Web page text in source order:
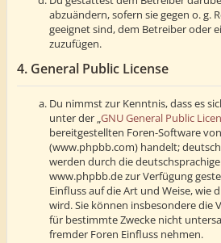
abzuändern, sofern sie gegen o. g.
geeignet sind, dem Betreiber oder
zuzufügen.
4. General Public License
Du nimmst zur Kenntnis, dass es
unter der „GNU General Public
bereitgestellten Foren-Software
(www.phpbb.com) handelt;
werden durch die
www.phpbb.de zur Verfügung
Einfluss auf die Art und Weise, wie
wird. Sie können insbesondere die
für bestimmte Zwecke nicht
fremder Foren Einfluss nehmen.